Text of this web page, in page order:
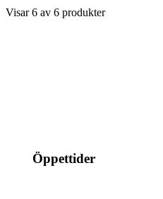
Visar6 av 6 produkter
Öppettider